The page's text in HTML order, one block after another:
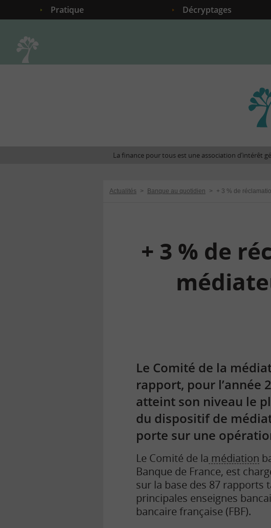
Pratique Décryptages
La finance pour tous est une association d’intérêt
Actualités > Banque au quotidien >
+ 3 % de
Le Comité de la
rapport, pour l’année
atteint son niveau le
du dispositif de
porte sur une
Le Comité de la médiation
Banque de France, est
sur la base des 87 rapports
principales enseignes
bancaire française (FBF).